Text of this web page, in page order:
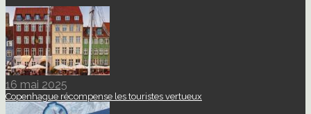
16 mai 2025
Copenhague récompense les touristes vertueux